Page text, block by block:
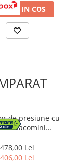
IN COS
de presiune cu
Giacomini
1-5.5 bar, PN25,
nichelata
478,00 Lei
406,00 Lei